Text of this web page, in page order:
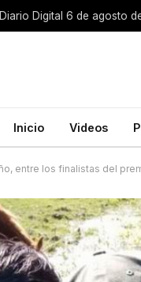
Diario Digital 6 de agosto
Inicio Videos
entre los finalistas del